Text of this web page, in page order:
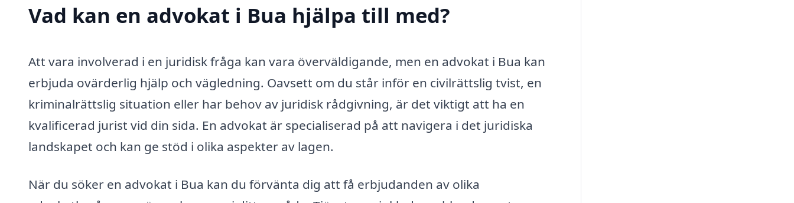
Vad kan en advokat i Bua hjälpa till med?
Att vara involverad i en juridisk fråga kan vara överväldigande, men en advokat i Bua kan
erbjuda ovärderlig hjälp och vägledning. Oavsett om du står inför en civilrättslig tvist, en
kriminalrättslig situation eller har behov av juridisk rådgivning, är det viktigt att ha en
kvalificerad jurist vid din sida. En advokat är specialiserad på att navigera i det juridiska
landskapet och kan ge stöd i olika aspekter av lagen.
När du söker en advokat i Bua kan du förvänta dig att få erbjudanden av olika